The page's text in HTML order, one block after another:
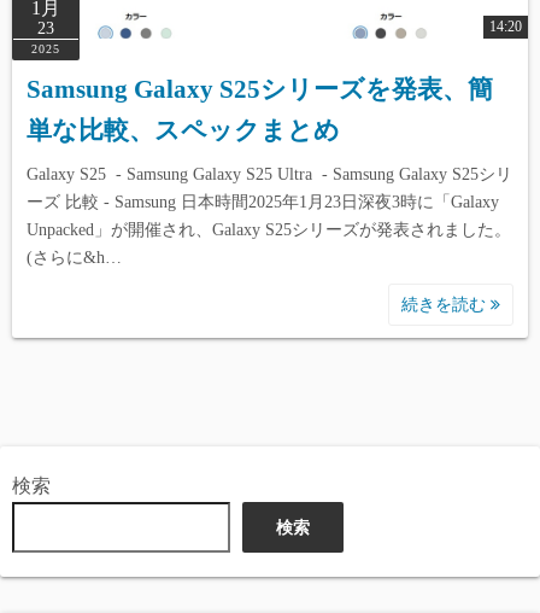
1月
23
2025
14:20
Samsung Galaxy S25シリーズを発表、簡
単な比較、スペックまとめ
Galaxy S25 - Samsung Galaxy S25 Ultra - Samsung Galaxy S25シリ
ーズ 比較 - Samsung 日本時間2025年1月23日深夜3時に「Galaxy
Unpacked」が開催され、Galaxy S25シリーズが発表されました。
(さらに&h…
続きを読む
検索
検索